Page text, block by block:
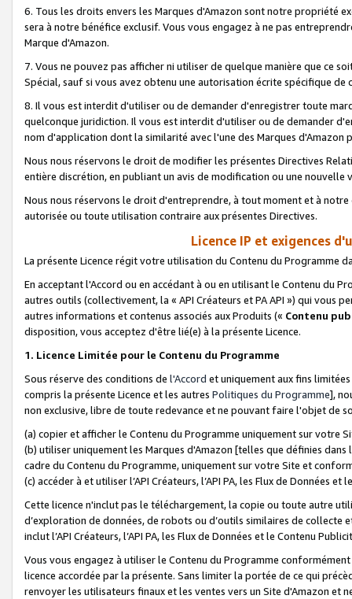
6. Tous les droits envers les Marques d'Amazon sont notre propriété
sera à notre bénéfice exclusif. Vous vous engagez à ne pas
Marque d'Amazon.
7. Vous ne pouvez pas afficher ni utiliser de quelque manière que ce
Spécial, sauf si vous avez obtenu une autorisation écrite spécifique de
8. Il vous est interdit d'utiliser ou de demander d'enregistrer toute
quelconque juridiction. Il vous est interdit d'utiliser ou de demander
nom d'application dont la similarité avec l'une des Marques
Nous nous réservons le droit de modifier les présentes Directives
entière discrétion, en publiant un avis de modification ou une nouvelle
Nous nous réservons le droit d'entreprendre, à tout moment et à
autorisée ou toute utilisation contraire aux présentes Directives.
Licence IP et exigences
La présente Licence régit votre utilisation du Contenu du Programme
En acceptant l'Accord ou en accédant à ou en utilisant le Contenu du
autres outils (collectivement, la « API Créateurs et PA API ») qui vous
autres informations et contenus associés aux Produits (« Contenu
disposition, vous acceptez d'être lié(e) à la présente Licence.
1. Licence Limitée pour le Contenu du Programme
Sous réserve des conditions de l'Accord et uniquement aux fins
compris la présente Licence et les autres Politiques du Programme],
non exclusive, libre de toute redevance et ne pouvant faire l'objet de
(a) copier et afficher le Contenu du Programme uniquement sur votre
(b) utiliser uniquement les Marques d'Amazon [telles que définies dans
cadre du Contenu du Programme, uniquement sur votre Site et
(c) accéder à et utiliser l’API Créateurs, l’API PA, les Flux de Données
Cette licence n'inclut pas le téléchargement, la copie ou toute autre
d’exploration de données, de robots ou d’outils similaires de
inclut l’API Créateurs, l’API PA, les Flux de Données et le Contenu
Vous vous engagez à utiliser le Contenu du Programme
licence accordée par la présente. Sans limiter la portée de ce qui
renvoyer les utilisateurs finaux et les ventes vers un Site d'Amazon et